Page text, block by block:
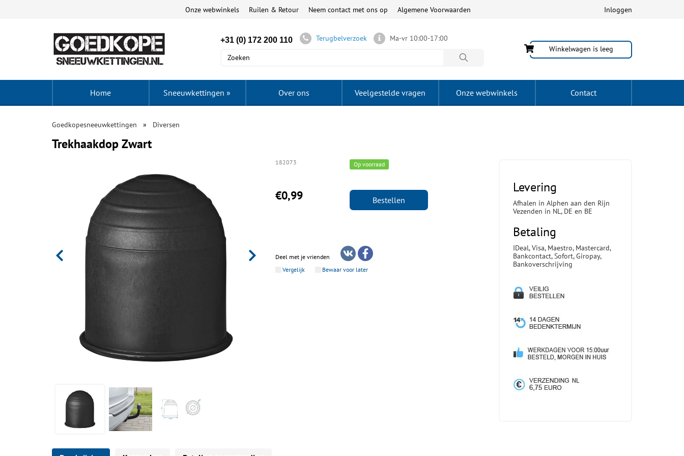
Inloggen
Onze webwinkels Ruilen & Retour Neem contact met ons op Algemene Voorwaarden
+31 (0) 172 200 110 Terugbelverzoek
Ma-vr 10:00-17:00
Winkelwagen is leeg
Home Sneeuwkettingen » Over ons Veelgestelde vragen Onze webwinkels Contact
Goedkopesneeuwkettingen Diversen
Trekhaakdop Zwart
182073 Op voorraad
€0,99 Bestellen
Deel met je vrienden
Vergelijk
Bewaar voor later
Levering
Afhalen in Alphen aan den Rijn
Vezenden in NL, DE en BE
Betaling
IDeal, Visa, Maestro, Mastercard,
Bankcontact, Sofort, Giropay,
Bankoverschrijving